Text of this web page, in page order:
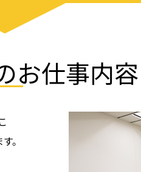
お仕事内容
。